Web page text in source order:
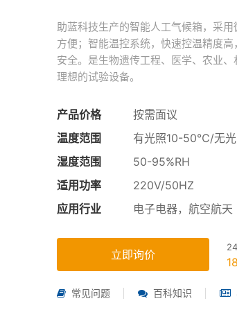
助蓝科技生产的智能人工气候箱，采
方便；智能温控系统，快速控温精度
安全。是生物遗传工程、医学、农业
理想的试验设备。
产品价格
按需面议
温度范围
有光照10-50℃/无
湿度范围
50-95%RH
适用功率
220V/50HZ
应用行业
电子电器，航空航天
立即询价
常见问题 百科知识